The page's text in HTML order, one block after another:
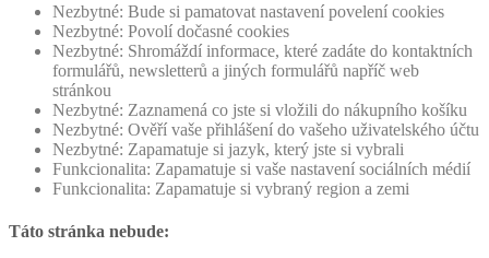
Nezbytné: Bude si pamatovat nastavení povelení cookies
Nezbytné: Povolí dočasné cookies
Nezbytné: Shromáždí informace, které zadáte do kontaktních
formulářů, newsletterů a jiných formulářů napříč web
stránkou
Nezbytné: Zaznamená co jste si vložili do nákupního košíku
Nezbytné: Ověří vaše přihlášení do vašeho uživatelského účtu
Nezbytné: Zapamatuje si jazyk, který jste si vybrali
Funkcionalita: Zapamatuje si vaše nastavení sociálních médií
Funkcionalita: Zapamatuje si vybraný region a zemi
Táto stránka nebude: